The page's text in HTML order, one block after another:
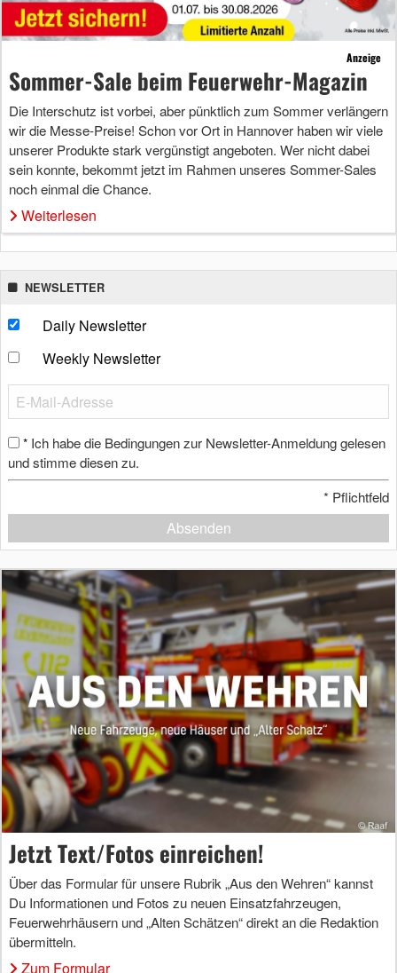
Anzeige
Sommer-Sale beim Feuerwehr-Magazin
Die Interschutz ist vorbei, aber pünktlich zum Sommer verlängern
wir die Messe-Preise! Schon vor Ort in Hannover haben wir viele
unserer Produkte stark vergünstigt angeboten. Wer nicht dabei
sein konnte, bekommt jetzt im Rahmen unseres Sommer-Sales
noch einmal die Chance.
Weiterlesen
NEWSLETTER
Daily Newsletter
Weekly Newsletter
* Ich habe die Bedingungen zur Newsletter-Anmeldung gelesen
und stimme diesen zu.
* Pflichtfeld
Absenden
Jetzt Text/Fotos einreichen!
Über das Formular für unsere Rubrik „Aus den Wehren“ kannst
Du Informationen und Fotos zu neuen Einsatzfahrzeugen,
Feuerwehrhäusern und „Alten Schätzen“ direkt an die Redaktion
übermitteln.
Zum Formular